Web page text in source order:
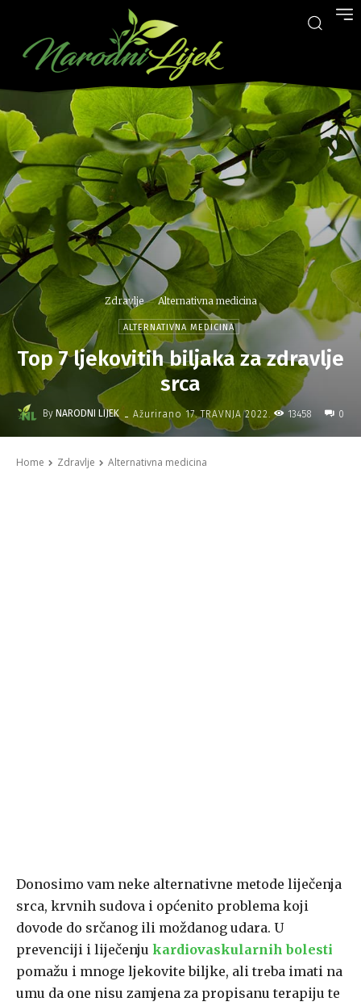
Zdravlje Alternativna medicina
ALTERNATIVNA MEDICINA
Top 7 ljekovitih biljaka za zdravlje
srca
By NARODNI LIJEK - Ažurirano 17. TRAVNJA 2022. 13458 0
Home Zdravlje Alternativna medicina
Donosimo vam neke alternativne metode liječenja
srca, krvnih sudova i općenito problema koji
dovode do srčanog ili moždanog udara. U
prevenciji i liječenju kardiovaskularnih bolesti
pomažu i mnoge ljekovite biljke, ali treba imati na
umu da one nisu zamjena za propisanu terapiju te